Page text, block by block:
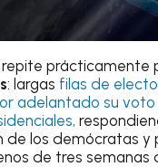
repite prácticamente
: largas filas de
adelantado su voto
de los demócratas y
de tres semanas